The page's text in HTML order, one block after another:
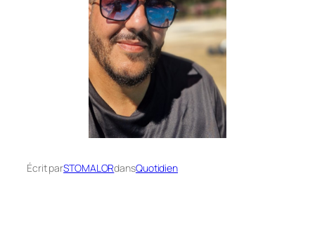
Écrit parSTOMALORdansQuotidien